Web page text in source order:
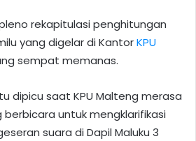
rekapitulasi penghitungan
yang digelar di KantorKPU
sempat memanas.
dipicu saat KPU Malteng merasa
berbicara untuk mengklarifikasi
suara di Dapil Maluku 3